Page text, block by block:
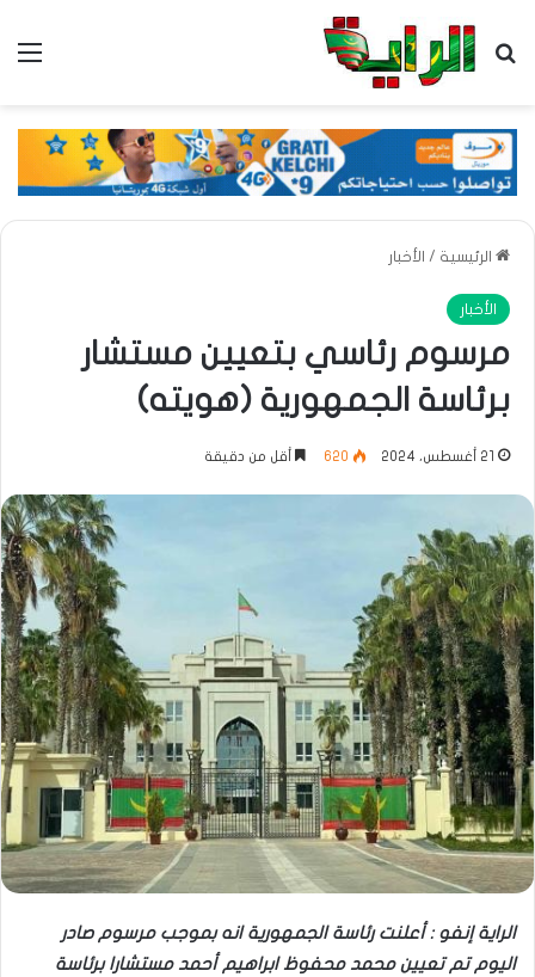
بحث عن
الرئيسية / الأخبار
الأخبار
مرسوم رئاسي بتعيين مستشار
برئاسة الجمهورية (هويته)
21 أغسطس، 2024 620 أقل من دقيقة
الراية إنفو : أعلنت رئاسة الجمهورية انه بموجب مرسوم صادر
اليوم تم تعيين محمد محفوظ ابراهيم أحمد مستشارا برئاسة